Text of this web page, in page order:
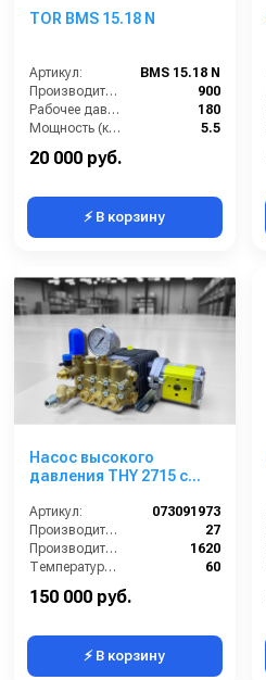
TOR BMS 15.18 N
Артикул:
BMS 15.18 N
Производительность (л/ч):
900
Рабочее давление (бар):
180
Мощность (кВт):
5.5
20 000 руб.
⚡ В корзину
Насос высокого
давления THY 2715 с
Артикул:
073091973
Производительность (л/мин):
27
Производительность (л/ч):
1620
Температура (°C):
60
150 000 руб.
⚡ В корзину